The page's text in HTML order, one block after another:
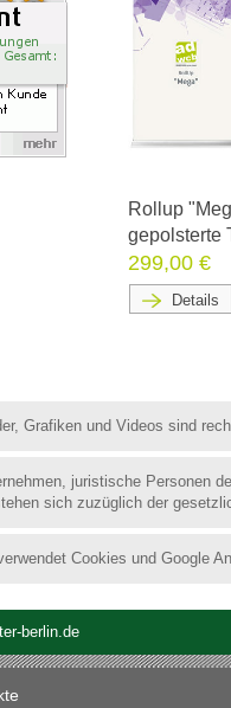
Rollup
gepolsterte
299,00 €
Details
Grafiken und Videos sind
juristische Personen
sich zuzüglich der
Cookies und Google
berlin.de